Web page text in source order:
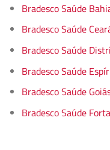
Bradesco Saúde
Bradesco Saúde
Bradesco Saúde
Bradesco Saúde
Bradesco Saúde
Bradesco Saúde